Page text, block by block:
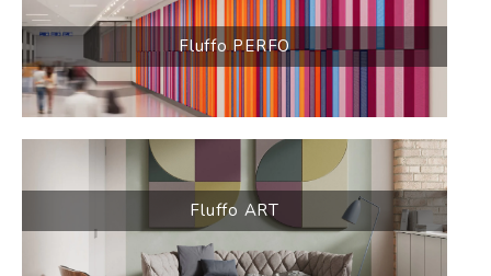
Fluffo PERFO
Fluffo ART